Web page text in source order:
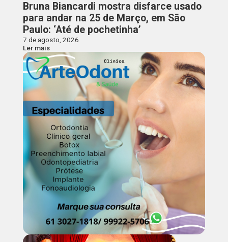
Bruna Biancardi mostra disfarce usado
para andar na 25 de Março, em São
Paulo: ‘Até de pochetinha’
7 de agosto, 2026
Ler mais